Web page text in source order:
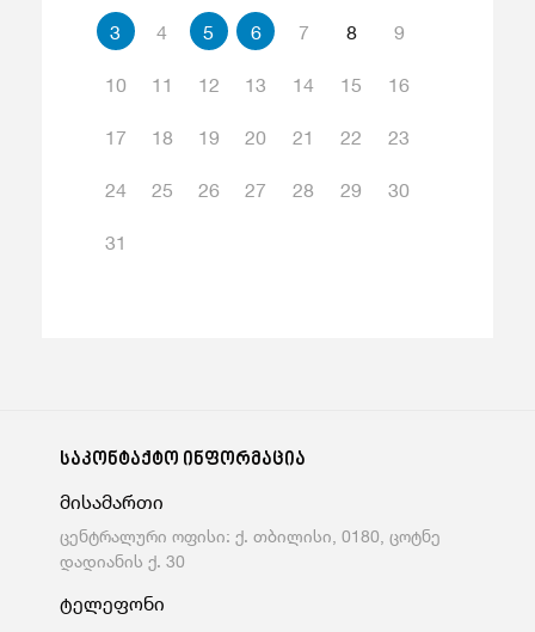
3 4 5 6 7 8 9
10 11 12 13 14 15 16
17 18 19 20 21 22 23
24 25 26 27 28 29 30
31
საკონტაქტო ინფორმაცია
მისამართი
ცენტრალური ოფისი: ქ. თბილისი, 0180, ცოტნე
დადიანის ქ. 30
ტელეფონი